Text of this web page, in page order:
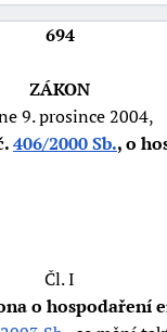
694
ZÁKON
9. prosince 2004,
406/2000 Sb., o
Čl. I
o hospodaření